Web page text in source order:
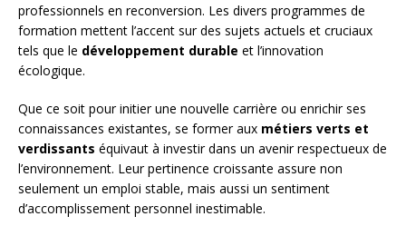
professionnels en reconversion. Les divers programmes de
formation mettent l’accent sur des sujets actuels et cruciaux
tels que le développement durable et l’innovation
écologique.
Que ce soit pour initier une nouvelle carrière ou enrichir ses
connaissances existantes, se former aux métiers verts et
verdissants équivaut à investir dans un avenir respectueux de
l’environnement. Leur pertinence croissante assure non
seulement un emploi stable, mais aussi un sentiment
d’accomplissement personnel inestimable.